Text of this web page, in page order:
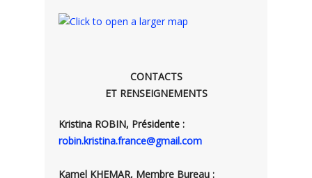
CONTACTS
ET RENSEIGNEMENTS
Kristina ROBIN, Présidente :
robin.kristina.france@gmail.com
Kamel KHEMAR, Membre Bureau :